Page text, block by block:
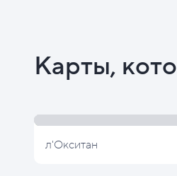
Карты,
л'Окситан